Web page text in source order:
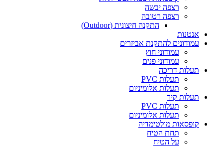
רצפה יבשה
רצפה רטובה
התקנה חיצונית (Outdoor)
אנטנות
עמודונים להתקנת אביזרים
עמודוני חוץ
עמודוני פנים
תעלות דריכה
תעלות PVC
תעלות אלומיניום
תעלות קיר
תעלות PVC
תעלות אלומיניום
קופסאות מולטימדיה
תחת הטיח
על הטיח